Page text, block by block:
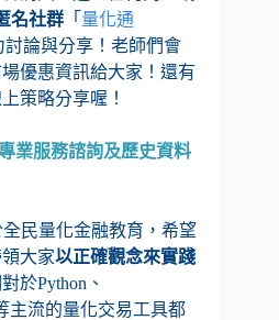
名社群 「 量化通
討論與分享！老師們會
優惠資訊給大家！還有
策略分享喔！
業服務諮詢及歷史資料
民量化金融教育，希望
大家以正確觀念來實踐
於Python、
主流的量化交易工具都